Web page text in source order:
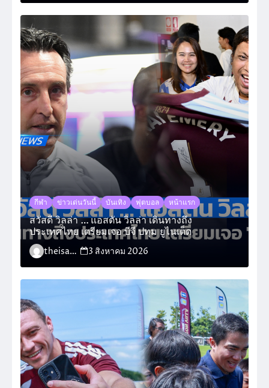
กีฬา ข่าวเด่นวันนี้ บันเทิง ฟุตบอล หน้าแรก
สวัสดี วิลล่า … แอสตัน วิลล่า เดินทางถึง
ประเทศไทย เตรียมเจอ บีจี ปทุม ยูไนเต็ด
theisara_admin 3 สิงหาคม 2026